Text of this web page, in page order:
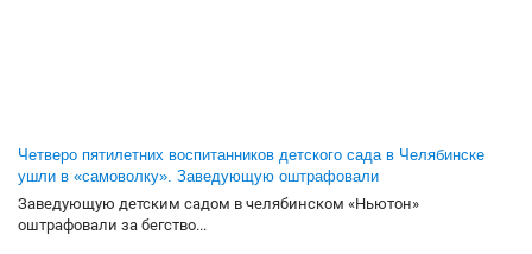
Четверо пятилетних воспитанников детского сада в Челябинске
ушли в «самоволку». Заведующую оштрафовали
Заведующую детским садом в челябинском «Ньютон»
оштрафовали за бегство...